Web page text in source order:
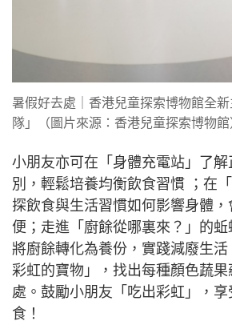
暑假好去處｜香港兒童探索博物館全
隊」（圖片來源：香港兒童探索博物館
小朋友亦可在「身體充電站」了
別，輕鬆培養均衡飲食習慣 ；在
探飲食與生活習慣如何影響身體
便；走進「廚餘從哪裏來？」的
將廚餘轉化為養份，實踐減廢生
彩虹的寶物」，找出每種顏色蔬
處。鼓勵小朋友「吃出彩虹」，
食！